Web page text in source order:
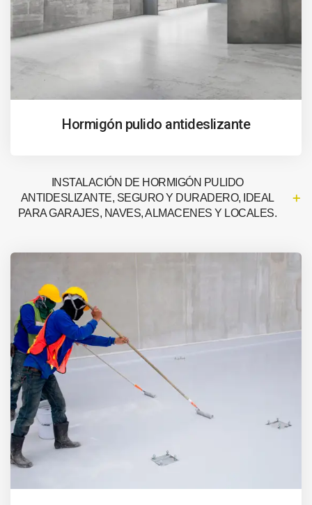
Hormigón pulido antideslizante
INSTALACIÓN DE HORMIGÓN PULIDO
ANTIDESLIZANTE, SEGURO Y DURADERO, IDEAL
PARA GARAJES, NAVES, ALMACENES Y LOCALES.